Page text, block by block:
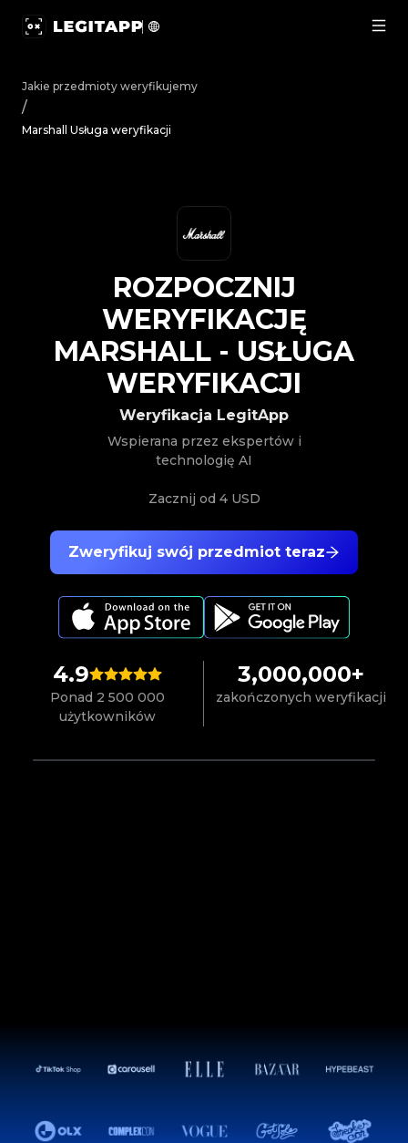
Jakie przedmioty weryfikujemy
/
Marshall Usługa weryfikacji
4.9
Ponad 2 500 000
użytkowników
3,000,000+
zakończonych weryfikacji
Zweryfikuj swój przedmiot teraz
Weryfikacja LegitApp
Wspierana przez ekspertów i
technologię AI
Zacznij od 4 USD
ROZPOCZNIJ
WERYFIKACJĘ
MARSHALL - USŁUGA
WERYFIKACJI